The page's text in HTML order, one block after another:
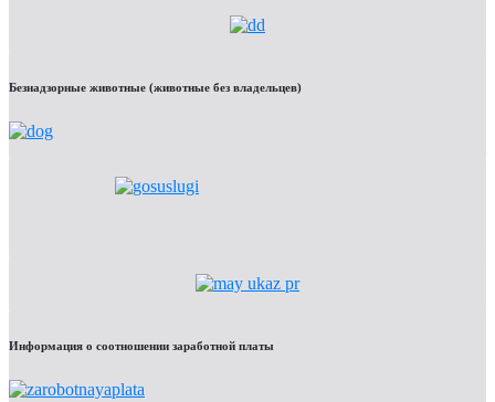
Безнадзорные животные (животные без владельцев)
Информация о соотношении заработной платы